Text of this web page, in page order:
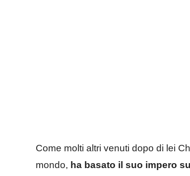
Come molti altri venuti dopo di lei
mondo, ha basato il suo impero